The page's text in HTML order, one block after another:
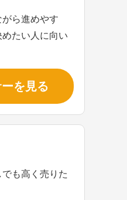
ら進めやす
めたい人に向い
を見る
でも高く売りた